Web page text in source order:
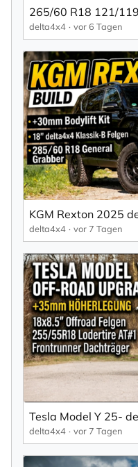
delta4x4 vor 6 Tagen
KGM Rexton 2025
delta4x4 vor 7 Tagen
Tesla Model Y 25-
delta4x4 vor 7 Tagen